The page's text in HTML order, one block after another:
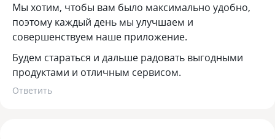
Мы хотим, чтобы вам было максимально удобно,
поэтому каждый день мы улучшаем и
совершенствуем наше приложение.
Будем стараться и дальше радовать выгодными
продуктами и отличным сервисом.
Ответить